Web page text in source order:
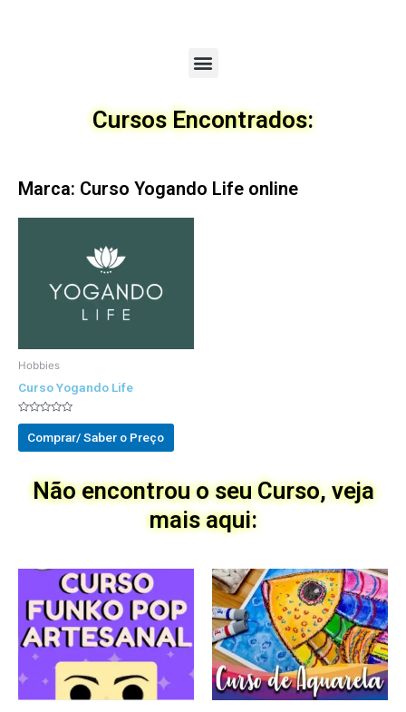
Menu
Cursos Encontrados:
Marca: Curso Yogando Life online
Hobbies
Curso Yogando Life
Avaliado
out
of
Comprar/ Saber o Preço
Não encontrou o seu Curso, veja
mais aqui: